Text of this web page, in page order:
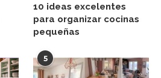
10 ideas excelentes
para organizar cocinas
pequeñas
5